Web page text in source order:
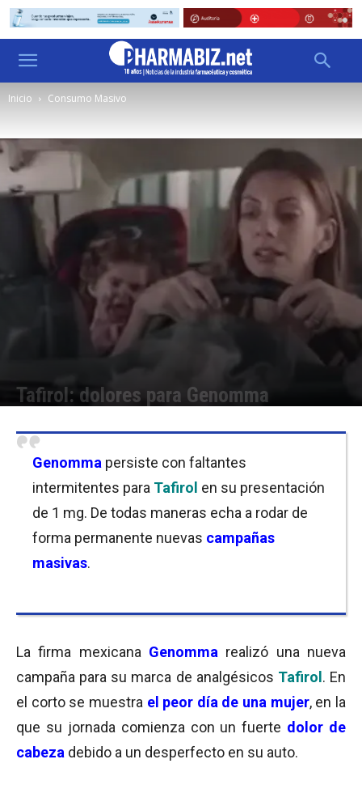
Inicio Consumo Masivo
Tafirol: dolores para Genomma
Genomma persiste con faltantes
intermitentes para Tafirol en su presentación
de 1 mg. De todas maneras echa a rodar de
forma permanente nuevas campañas
masivas.
La firma mexicana Genomma realizó una nueva
campaña para su marca de analgésicos Tafirol . En
el corto se muestra el peor día de una mujer, en la
que su jornada comienza con un fuerte dolor de
cabeza debido a un desperfecto en su auto.